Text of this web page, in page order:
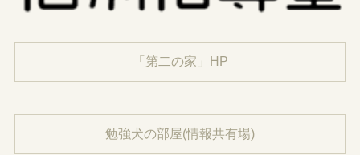
「第二の家」HP
勉強犬の部屋(情報共有場)